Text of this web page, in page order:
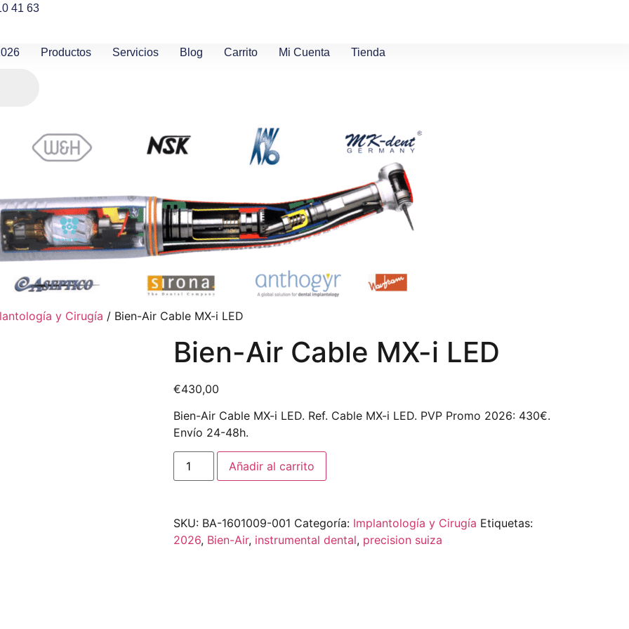
41 63
Productos Servicios Blog Carrito Mi Cuenta Tienda
y Cirugía / Bien-Air Cable MX-i LED
Bien-Air Cable MX-i LED
€430,00
Bien-Air Cable MX-i LED. Ref. Cable MX-i LED. PVP Promo 2026: 430€.
Envío 24-48h.
Añadir al carrito
SKU: BA-1601009-001 Categoría: Implantología y Cirugía Etiquetas:
2026, Bien-Air, instrumental dental, precision suiza